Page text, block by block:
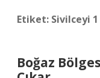
Etiket: Sivilceyi
Boğaz